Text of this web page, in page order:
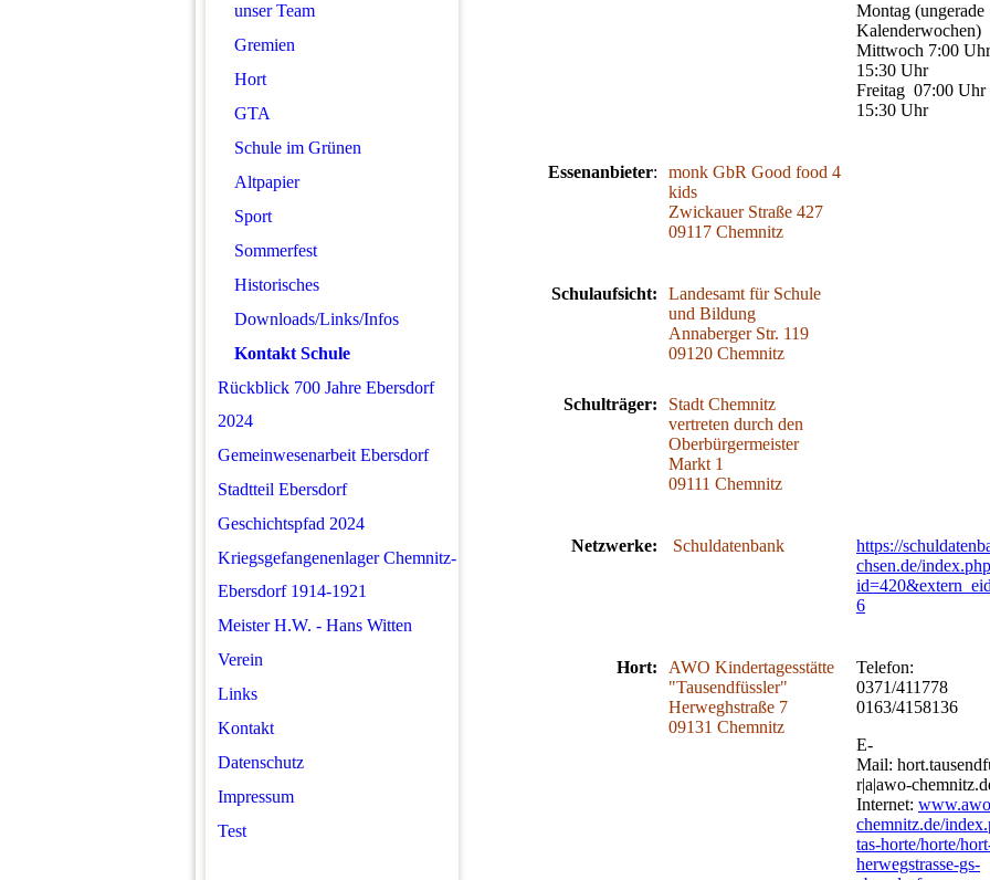
unser Team
Gremien
Hort
GTA
Schule im Grünen
Altpapier
Sport
Sommerfest
Historisches
Downloads/Links/Infos
Kontakt Schule
Rückblick 700 Jahre Ebersdorf
2024
Gemeinwesenarbeit Ebersdorf
Stadtteil Ebersdorf
Geschichtspfad 2024
Kriegsgefangenenlager Chemnitz-
Ebersdorf 1914-1921
Meister H.W. - Hans Witten
Verein
Links
Kontakt
Datenschutz
Impressum
Test
Montag (ungerade
Kalenderwochen)
Mittwoch 7:00
15:30 Uhr
Freitag 07:00 Uhr
15:30 Uhr
Essenanbieter:
monk GbR Good food 4
kids
Zwickauer Straße 427
09117 Chemnitz
Schulaufsicht:
Landesamt für Schule
und Bildung
Annaberger Str. 119
09120 Chemnitz
Schulträger:
Stadt Chemnitz
vertreten durch den
Oberbürgermeister
Markt 1
09111 Chemnitz
Netzwerke: Schuldatenbank
https://
chsen.de/
6
Hort:
AWO Kindertagesstätte
"Tausendfüssler"
Herweghstraße 7
09131 Chemnitz
Telefon:
0371/
0163/4158136
E-
Mail:
r|a|awo-
Internet:
chemnitz.de/
tas-horte/horte/
herwegstrasse-gs-